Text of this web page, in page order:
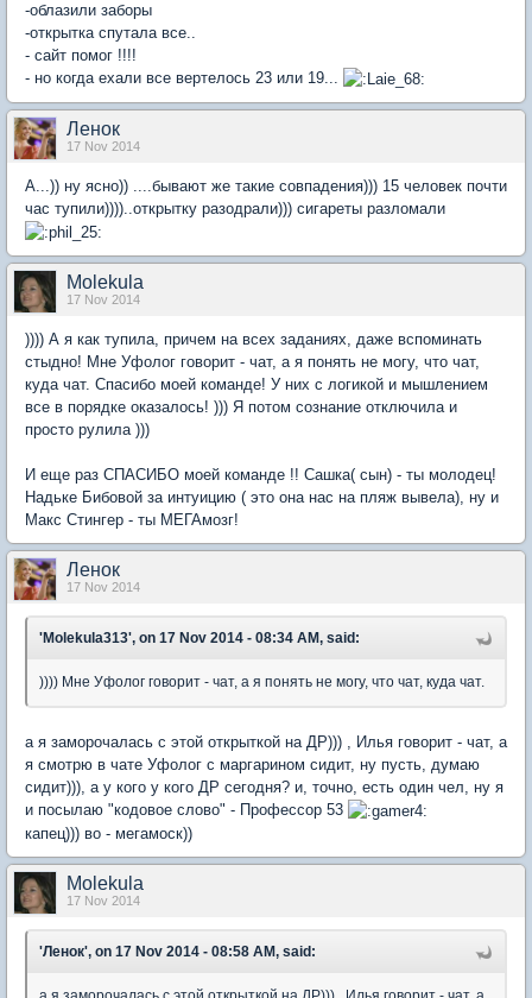
-облазили заборы
-открытка спутала все..
- сайт помог !!!!
- но когда ехали все вертелось 23 или 19...
Ленок
17 Nov 2014
А...)) ну ясно)) ....бывают же такие совпадения))) 15 человек почти
час тупили))))..открытку разодрали))) сигареты разломали
Molekula
17 Nov 2014
)))) А я как тупила, причем на всех заданиях, даже вспоминать
стыдно! Мне Уфолог говорит - чат, а я понять не могу, что чат,
куда чат. Спасибо моей команде! У них с логикой и мышлением
все в порядке оказалось! ))) Я потом сознание отключила и
просто рулила )))
И еще раз СПАСИБО моей команде !! Сашка( сын) - ты молодец!
Надьке Бибовой за интуицию ( это она нас на пляж вывела), ну и
Макс Стингер - ты МЕГАмозг!
Ленок
17 Nov 2014
'Molekula313', on 17 Nov 2014 - 08:34 AM, said:
)))) Мне Уфолог говорит - чат, а я понять не могу, что чат, куда чат.
а я заморочалась с этой открыткой на ДР))) , Илья говорит - чат, а
я смотрю в чате Уфолог с маргарином сидит, ну пусть, думаю
сидит))), а у кого у кого ДР сегодня? и, точно, есть один чел, ну я
и посылаю "кодовое слово" - Профессор 53
капец))) во - мегамоск))
Molekula
17 Nov 2014
'Ленок', on 17 Nov 2014 - 08:58 AM, said: